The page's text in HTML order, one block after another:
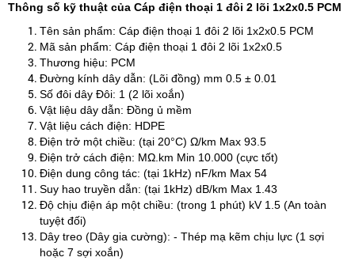
Thông số kỹ thuật của Cáp điện thoại 1 đôi 2 lõi 1x2x0.5 PCM
Tên sản phẩm: Cáp điện thoại 1 đôi 2 lõi 1x2x0.5 PCM
Mã sản phẩm: Cáp điện thoại 1 đôi 2 lõi 1x2x0.5
Thương hiệu: PCM
Đường kính dây dẫn: (Lõi đồng) mm 0.5 ± 0.01
Số đôi dây Đôi: 1 (2 lõi xoắn)
Vật liệu dây dẫn: Đồng ủ mềm
Vật liệu cách điện: HDPE
Điện trở một chiều: (tại 20°C) Ω/km Max 93.5
Điện trở cách điện: MΩ.km Min 10.000 (cực tốt)
Điện dung công tác: (tại 1kHz) nF/km Max 54
Suy hao truyền dẫn: (tại 1kHz) dB/km Max 1.43
Độ chịu điện áp một chiều: (trong 1 phút) kV 1.5 (An toàn
tuyệt đối)
Dây treo (Dây gia cường): - Thép mạ kẽm chịu lực (1 sợi
hoặc 7 sợi xoắn)